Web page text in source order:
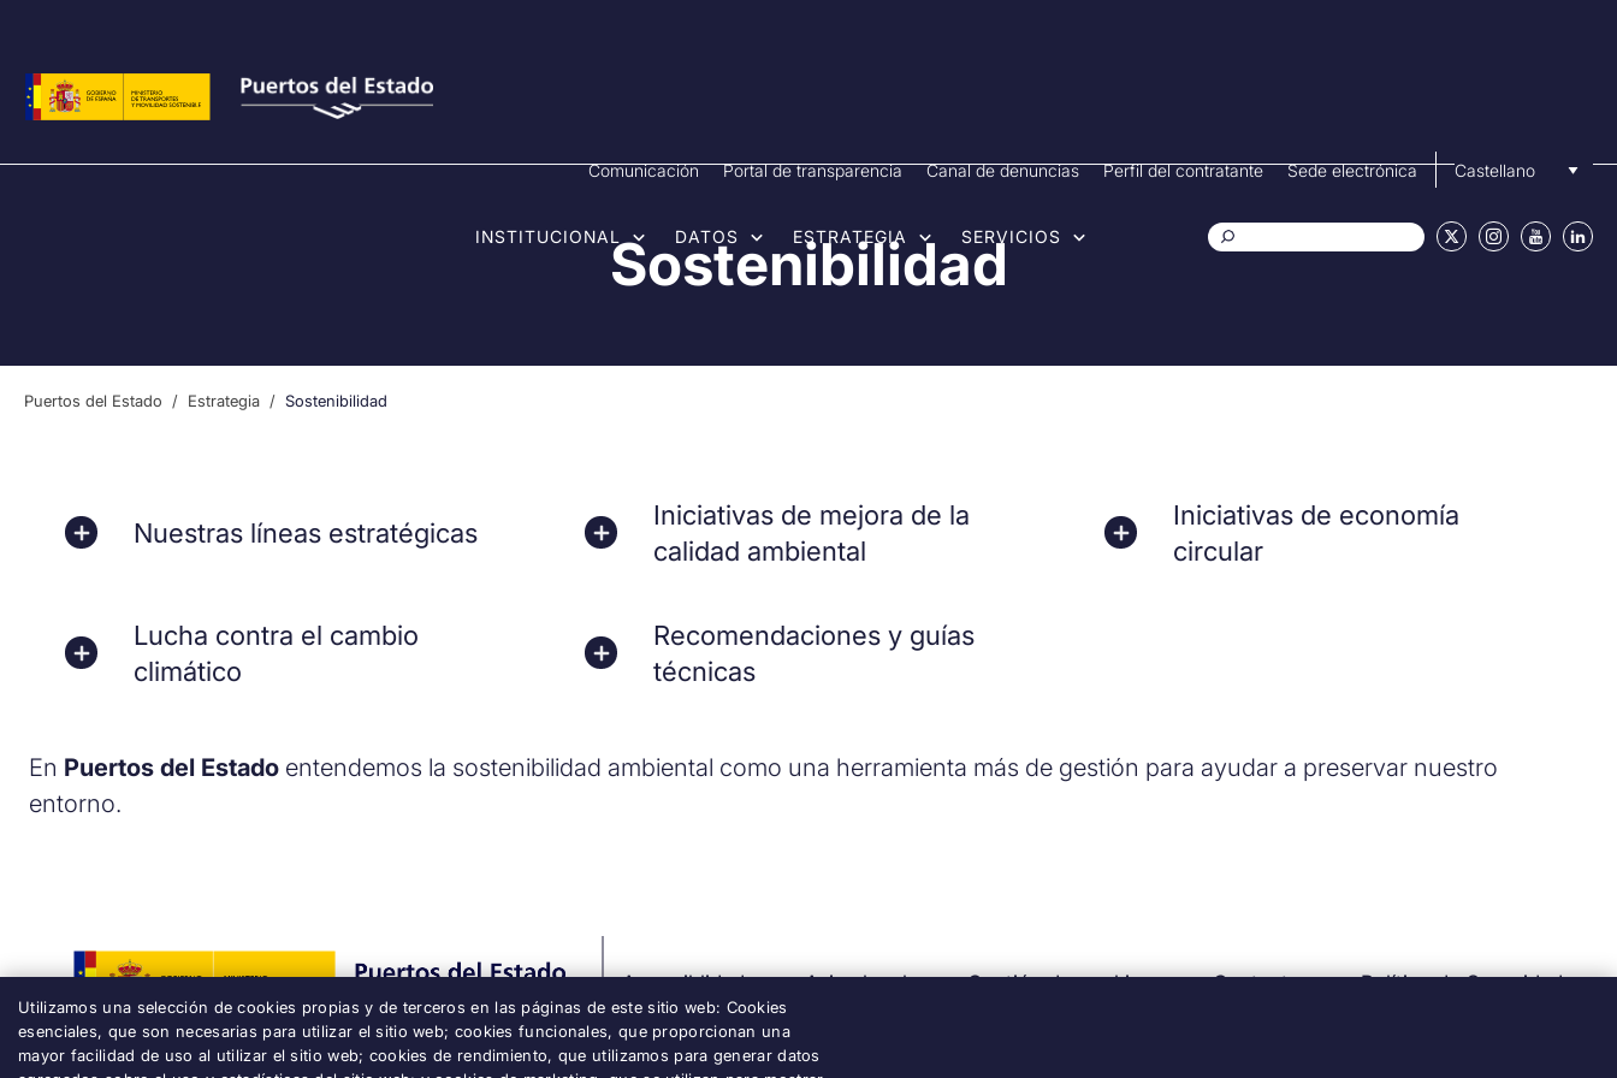
Comunicación Portal de transparencia Canal de denuncias Perfil del contratante Sede electrónica Selecciona tu
INSTITUCIONAL DATOS ESTRATEGIA SERVICIOS Buscar
Sostenibilidad
Puertos del Estado Estrategia Sostenibilidad
Nuestras líneas estratégicas
Iniciativas de mejora de la
calidad ambiental
Iniciativas de economía
circular
Lucha contra el cambio
climático
Recomendaciones y guías
técnicas
En Puertos del Estado entendemos la sostenibilidad ambiental como una herramienta más de gestión para ayudar a preservar nuestro
entorno.
Utilizamos una selección de cookies propias y de terceros en las páginas de este sitio web: Cookies
esenciales, que son necesarias para utilizar el sitio web; cookies funcionales, que proporcionan una
mayor facilidad de uso al utilizar el sitio web; cookies de rendimiento, que utilizamos para generar datos
Accesiblidad Aviso legal Gestión de cookies Contacto Política de Seguridad